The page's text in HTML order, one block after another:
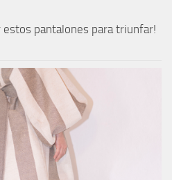
estos pantalones para triunfar!